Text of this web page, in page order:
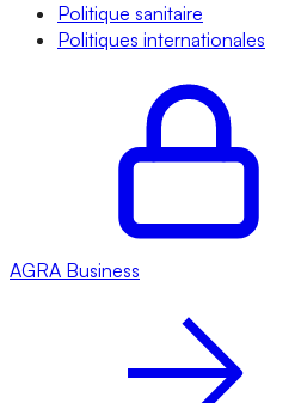
Politique sanitaire
Politiques internationales
AGRA Business